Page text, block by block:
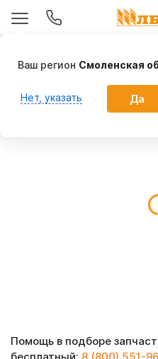
Помощь в подборе
Ваш регион Смоленская
Нет, указать Да